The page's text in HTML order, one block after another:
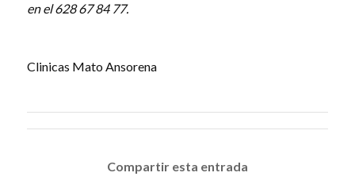
en el 628 67 84 77.
Clinicas Mato Ansorena
Compartir esta entrada